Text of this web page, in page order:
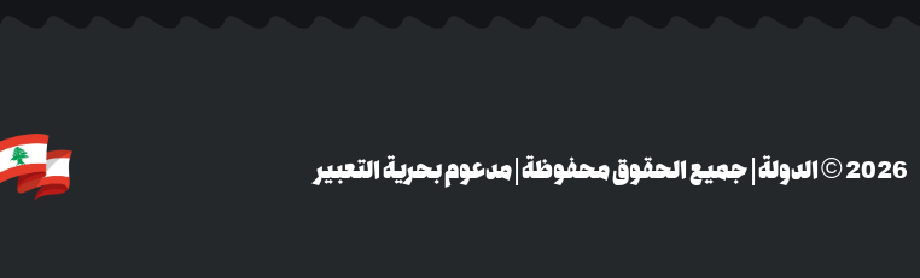
‎© 2026 الدولة | جميع الحقوق محفوظة | مدعوم بحرية التعبير